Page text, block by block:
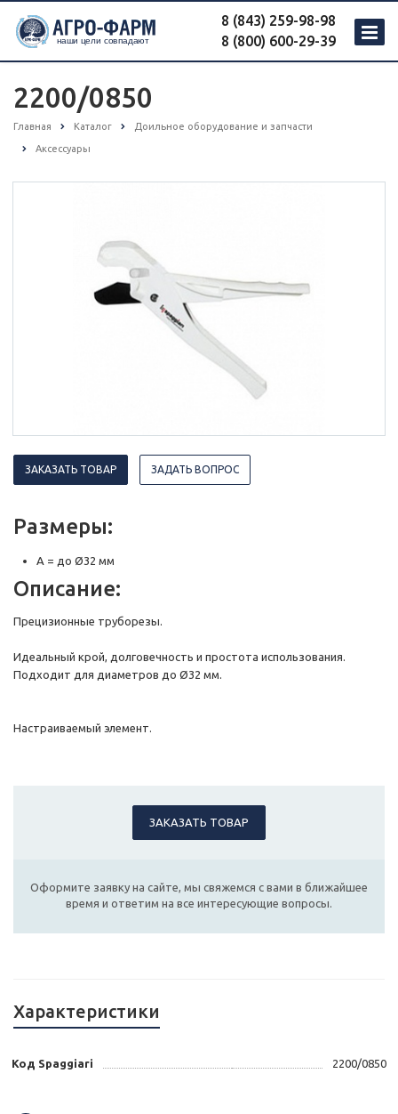
8 (843) 259-98-98
8 (800) 600-29-39
2200/0850
Главная Каталог Доильное оборудование и запчасти
Аксессуары
ЗАКАЗАТЬ ТОВАР ЗАДАТЬ ВОПРОС
Размеры:
A = до Ø32 мм
Описание:
Прецизионные труборезы.
Идеальный крой, долговечность и простота использования.
Подходит для диаметров до Ø32 мм.
Настраиваемый элемент.
ЗАКАЗАТЬ ТОВАР
Оформите заявку на сайте, мы свяжемся с вами в ближайшее
время и ответим на все интересующие вопросы.
Характеристики
Код Spaggiari 2200/0850